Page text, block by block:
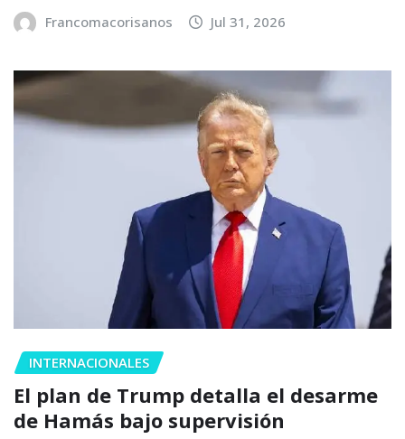
Francomacorisanos Jul 31, 2026
INTERNACIONALES
El plan de Trump detalla el desarme
de Hamás bajo supervisión